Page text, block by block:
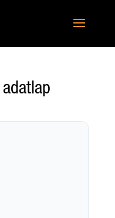
adatlap